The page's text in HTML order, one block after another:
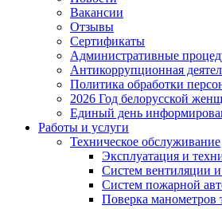
Вакансии
Отзывы
Сертификаты
Административные
Антикоррупционная
Политика обработки
2026 Год белорусской
Единый день
Работы и услуги
Техническое обслуживание
Эксплуатация и
Систем вентиляции
Систем пожарной
Поверка манометров